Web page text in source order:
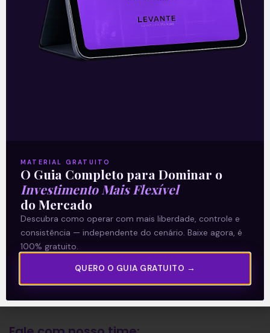
30/09/2021
Termos e Condições
Política de Privacidade
Explore
Artigos
E Eu Com Isso?
Vídeos no Youtube
MATERIAL GRATUITO
O Guia Completo para Dominar o
Investimento Mais Flexível
do Mercado
Descubra como operar com mais liberdade, controle e
consistência — independente do cenário. Baixe agora, é
100% gratuito.
QUERO O GUIA GRATUITO →